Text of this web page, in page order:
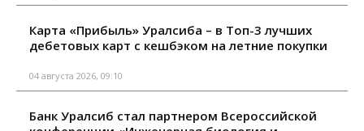
Карта «Прибыль» Уралсиба – в Топ-3 лучших
дебетовых карт с кешбэком на летние покупки
04 августа 2026, 09:10
Банк Уралсиб стал партнером Всероссийской